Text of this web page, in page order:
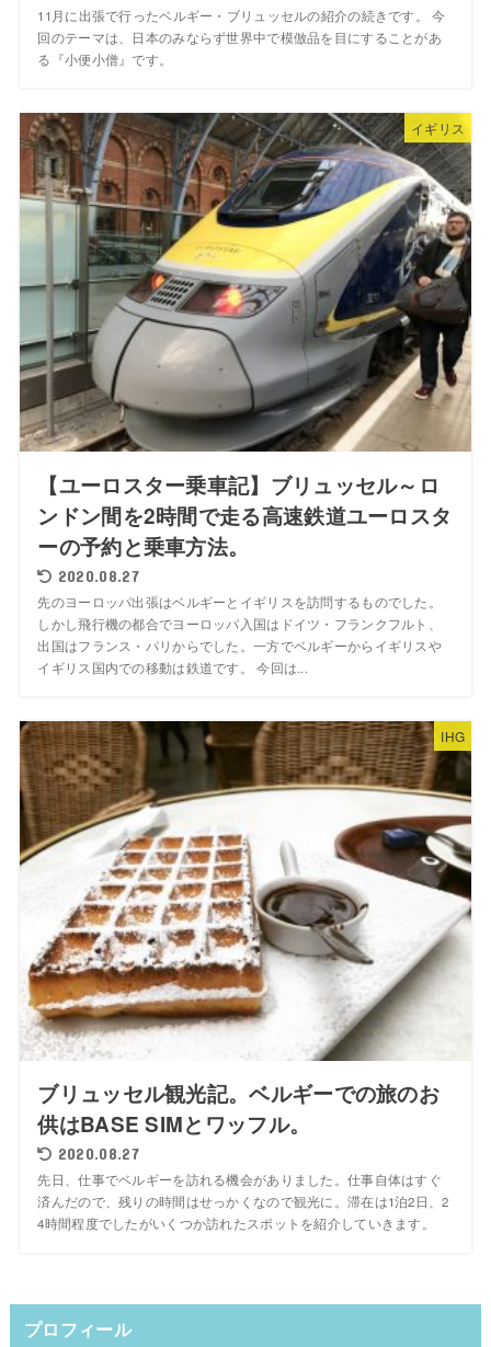
11月に出張で行ったベルギー・ブリュッセルの紹介の続きです。 今
回のテーマは、日本のみならず世界中で模倣品を目にすることがあ
る『小便小僧』です。
イギリス
【ユーロスター乗車記】ブリュッセル～ロ
ンドン間を2時間で走る高速鉄道ユーロスタ
ーの予約と乗車方法。
2020.08.27
先のヨーロッパ出張はベルギーとイギリスを訪問するものでした。
しかし飛行機の都合でヨーロッパ入国はドイツ・フランクフルト、
出国はフランス・パリからでした。一方でベルギーからイギリスや
イギリス国内での移動は鉄道です。 今回は...
IHG
ブリュッセル観光記。ベルギーでの旅のお
供はBASE SIMとワッフル。
2020.08.27
先日、仕事でベルギーを訪れる機会がありました。仕事自体はすぐ
済んだので、残りの時間はせっかくなので観光に。滞在は1泊2日、2
4時間程度でしたがいくつか訪れたスポットを紹介していきます。
プロフィール